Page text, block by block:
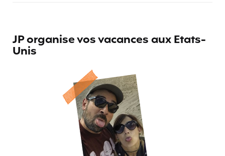
JP organise vos vacances aux Etats-
Unis